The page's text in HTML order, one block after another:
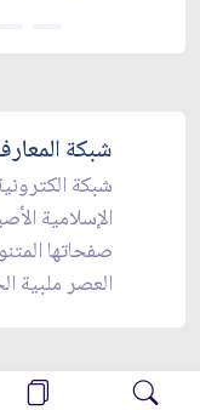
شبكة
شبكة
الإسلامية
صفحاتها
العصر ملبية